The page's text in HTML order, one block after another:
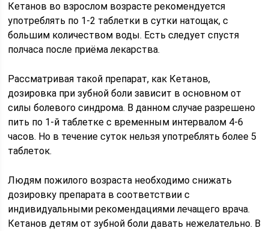
Кетанов во взрослом возрасте рекомендуется
употреблять по 1-2 таблетки в сутки натощак, с
большим количеством воды. Есть следует спустя
полчаса после приёма лекарства.
Рассматривая такой препарат, как Кетанов,
дозировка при зубной боли зависит в основном от
силы болевого синдрома. В данном случае разрешено
пить по 1-й таблетке с временным интервалом 4-6
часов. Но в течение суток нельзя употреблять более 5
таблеток.
Людям пожилого возраста необходимо снижать
дозировку препарата в соответствии с
индивидуальными рекомендациями лечащего врача.
Кетанов детям от зубной боли давать нежелательно. В